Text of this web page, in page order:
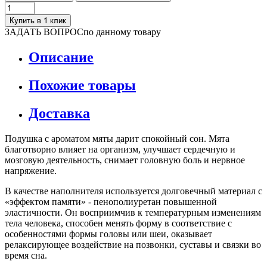
Купить в 1 клик
ЗАДАТЬ ВОПРОСпо данному товару
Описание
Похожие товары
Доставка
Подушка с ароматом мяты дарит спокойный сон. Мята
благотворно влияет на организм, улучшает сердечную и
мозговую деятельность, снимает головную боль и нервное
напряжение.
В качестве наполнителя используется долговечный материал с
«эффектом памяти» - пенополиуретан повышенной
эластичности. Он восприимчив к температурным изменениям
тела человека, способен менять форму в соответствие с
особенностями формы головы или шеи, оказывает
релаксирующее воздействие на позвонки, суставы и связки во
время сна.